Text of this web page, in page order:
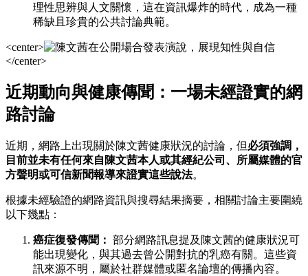
理性思辨與人文關懷，這在資訊爆炸的時代，成為一種
稀缺且珍貴的公共討論典範。
<center>
</center>
近期動向與健康傳聞：一場未經證實的網
路討論
近期，網路上出現關於陳文茜健康狀況的討論，但必須強調，
目前並未有任何來自陳文茜本人或其經紀公司、所屬媒體的官
方聲明或可信新聞報導來證實這些說法。
根據未經驗證的網路資訊與搜尋結果摘要，相關討論主要圍繞
以下幾點：
癌症復發傳聞： 部分網路訊息提及陳文茜的健康狀況可
能出現變化，與其過去曾公開對抗的乳癌有關。這些資
訊來源不明，屬於社群媒體或匿名論壇的傳播內容。